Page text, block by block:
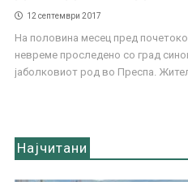
12 септември 2017
На половина месец пред
невреме проследено со град
јаболковиот род во Преспа.
Најчитани